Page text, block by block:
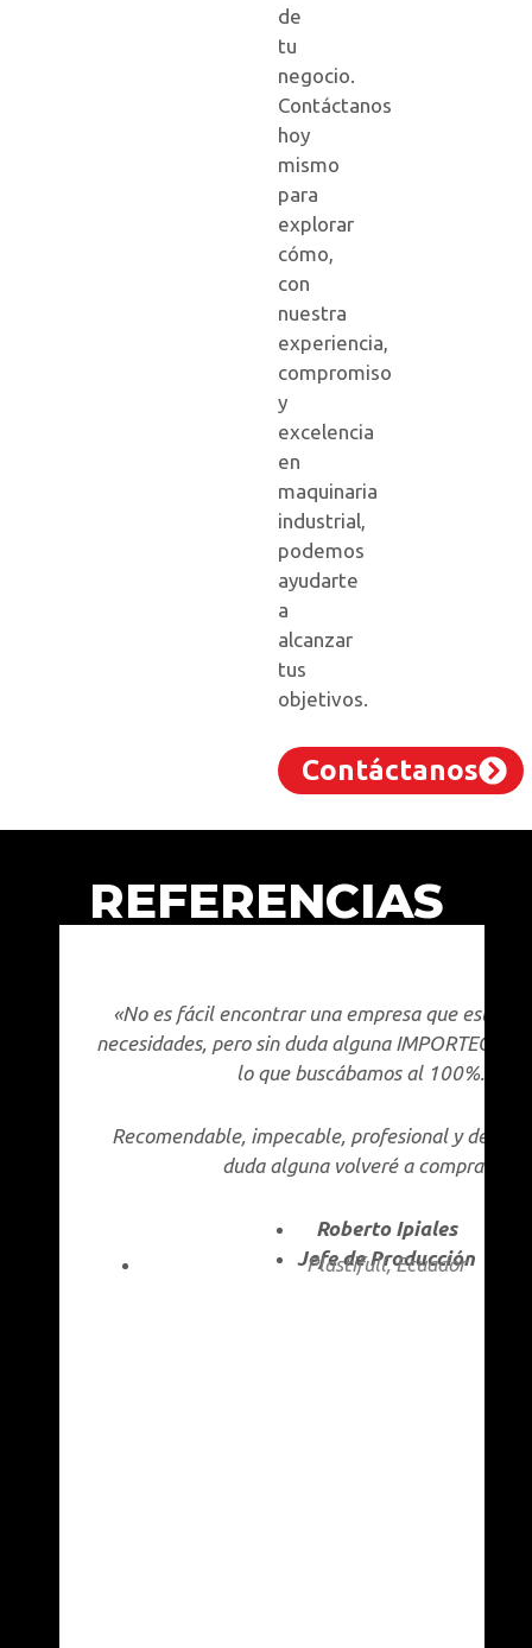
de
tu
negocio.
Contáctanos
hoy
mismo
para
explorar
cómo,
con
nuestra
experiencia,
compromiso
y
excelencia
en
maquinaria
industrial,
podemos
ayudarte
a
alcanzar
tus
objetivos.
Contáctanos
REFERENCIAS
«No es fácil encontrar una empresa que esté
necesidades, pero sin duda alguna IMPORTEC
lo que buscábamos al 100%. ⁠
Recomendable, impecable, ⁠⁠profesional y de
duda alguna volveré a comprar
Roberto Ipiales
Jefe de Producción
Plastifull, Ecuador